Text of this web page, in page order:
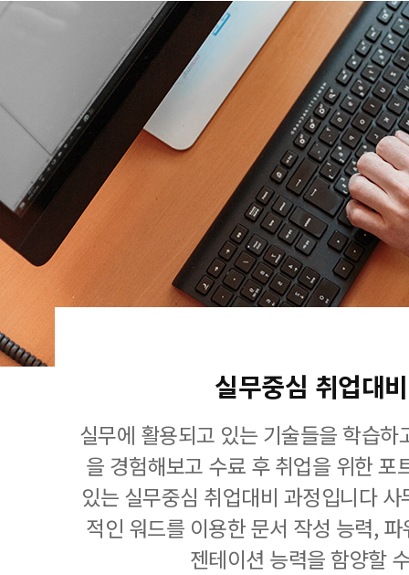
실무중심 취업대
실무에 활용되고 있는 기술들을 학습
을 경험해보고 수료 후 취업을 위한 포
있는 실무중심 취업대비 과정입니다
적인 워드를 이용한 문서 작성 능력,
젠테이션 능력을 함양할